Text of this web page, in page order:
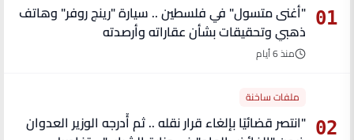
01
"أغنى متسول" في فلسطين .. سيارة "رينج روفر" وهاتف
ذهبي وتحقيقات بشأن عقاراته وأرصدته
منذ 6 أيام
02
ملفات ساخنة
"انتصر قضائيًا بإلغاء قرار نقله .. ثم أُدرجه الوزير العدوان